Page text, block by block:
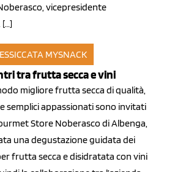
vicepresidente
[…]
MYSNACK
tra frutta secca e vini
migliore frutta secca di qualità,
semplici appassionati sono invitati
Store Noberasco di Albenga,
una degustazione guidata dei
frutta secca e disidratata con vini